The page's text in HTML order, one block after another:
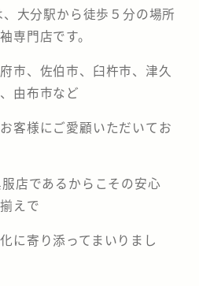
大分駅から徒歩５分の場所
専門店です。
市、佐伯市、臼杵市、津久
由布市など
客様にご愛顧いただいてお
店であるからこその安心
えで
に寄り添ってまいりまし